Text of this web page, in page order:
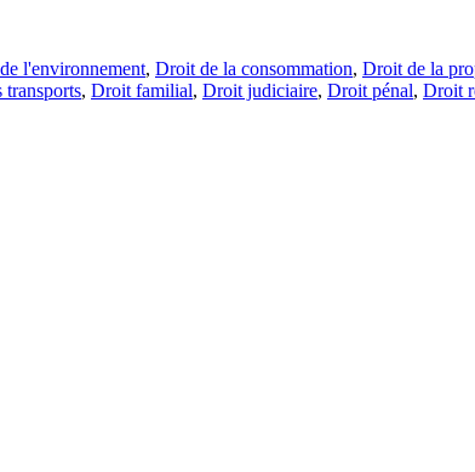
l'environnement, Droit de la consommation, Droit de la
transports, Droit familial, Droit judiciaire, Droit pénal, Droit